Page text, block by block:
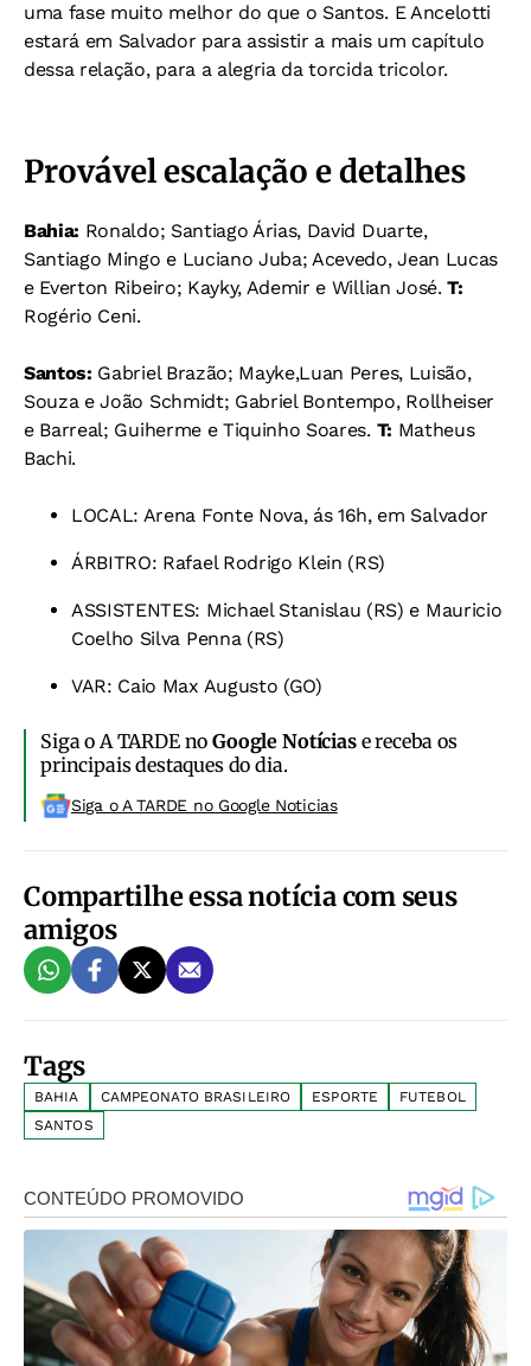
uma fase muito melhor do que o Santos. E Ancelotti
estará em Salvador para assistir a mais um capítulo
dessa relação, para a alegria da torcida tricolor.
Provável escalação e detalhes
Bahia: Ronaldo; Santiago Árias, David Duarte,
Santiago Mingo e Luciano Juba; Acevedo, Jean Lucas
e Everton Ribeiro; Kayky, Ademir e Willian José.T:
Rogério Ceni.
Santos: Gabriel Brazão; Mayke,Luan Peres, Luisão,
Souza e João Schmidt; Gabriel Bontempo, Rollheiser
e Barreal; Guiherme e Tiquinho Soares. T: Matheus
Bachi.
LOCAL: Arena Fonte Nova, ás 16h, em Salvador
ÁRBITRO: Rafael Rodrigo Klein (RS)
ASSISTENTES: Michael Stanislau (RS) e Mauricio
Coelho Silva Penna (RS)
VAR: Caio Max Augusto (GO)
Siga o A TARDE noGoogle Notíciase receba os
principais destaques do dia.
Siga o A TARDE no Google Noticias
Compartilhe essa notícia com seus
amigos
Tags
BAHIA CAMPEONATO BRASILEIRO ESPORTE
FUTEBOL
SANTOS